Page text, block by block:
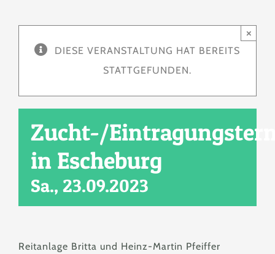
Berichte & News
Service
DIESE VERANSTALTUNG HAT BEREITS
STATTGEFUNDEN.
×
Zucht-/
in Escheburg
Sa., 23.09.2023
Reitanlage Britta und Heinz-Martin Pfeiffer